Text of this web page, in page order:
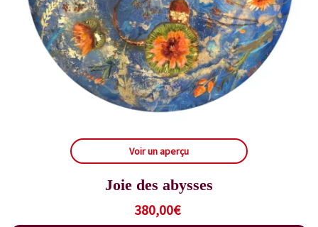
Voir un aperçu
Joie des abysses
380,00€